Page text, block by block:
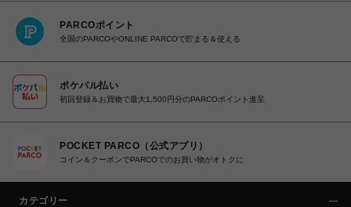
PARCOポイント
全国のPARCOやONLINE PARCOで貯まる＆使える
ポケパル払い
初回登録＆お買物で最大1,500円分のPARCOポイント進呈
POCKET PARCO（公式アプリ）
コイン＆クーポンでPARCOでのお買い物がオトクに
カテゴリー